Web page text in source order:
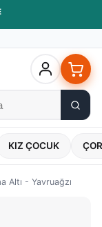
KIZ ÇOCUK
Altı - Yavruağzı